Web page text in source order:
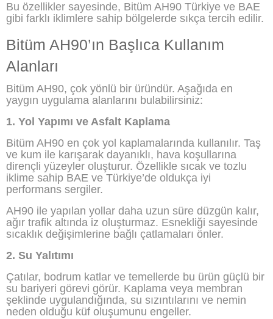
Bu özellikler sayesinde, Bitüm AH90 Türkiye ve BAE
gibi farklı iklimlere sahip bölgelerde sıkça tercih edilir.
Bitüm AH90’ın Başlıca Kullanım
Alanları
Bitüm AH90, çok yönlü bir üründür. Aşağıda en
yaygın uygulama alanlarını bulabilirsiniz:
1. Yol Yapımı ve Asfalt Kaplama
Bitüm AH90 en çok yol kaplamalarında kullanılır. Taş
ve kum ile karışarak dayanıklı, hava koşullarına
dirençli yüzeyler oluşturur. Özellikle sıcak ve tozlu
iklime sahip BAE ve Türkiye’de oldukça iyi
performans sergiler.
AH90 ile yapılan yollar daha uzun süre düzgün kalır,
ağır trafik altında iz oluşturmaz. Esnekliği sayesinde
sıcaklık değişimlerine bağlı çatlamaları önler.
2. Su Yalıtımı
Çatılar, bodrum katlar ve temellerde bu ürün güçlü bir
su bariyeri görevi görür. Kaplama veya membran
şeklinde uygulandığında, su sızıntılarını ve nemin
neden olduğu küf oluşumunu engeller.